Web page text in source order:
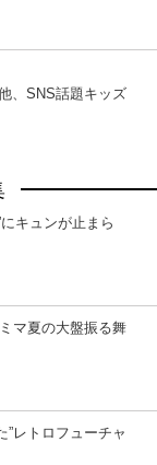
、SNS話題キッズ
キュンが止まら
マ夏の大盤振る舞
レトロフューチャ